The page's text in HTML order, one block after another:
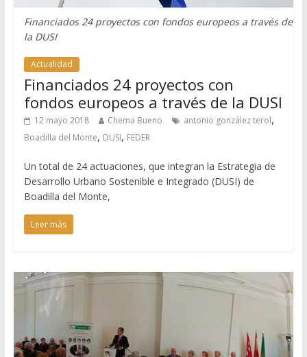
Financiados 24 proyectos con fondos europeos a través de
la DUSI
Actualidad
Financiados 24 proyectos con
fondos europeos a través de la DUSI
12 mayo 2018 Chema Bueno antonio gonzález terol,
Boadilla del Monte, DUSI, FEDER
Un total de 24 actuaciones, que integran la Estrategia de
Desarrollo Urbano Sostenible e Integrado (DUSI) de
Boadilla del Monte,
Leer más